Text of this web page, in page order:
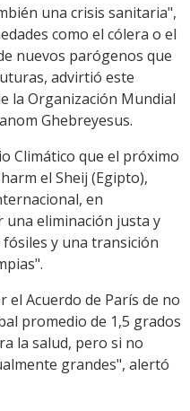
Linkuna crisis sanitaria",
como el cólera o el
nuevos parógenos que
advirtió este
la Organización Mundial
Ghebreyesus.
Climático que el próximo
el Sheij (Egipto),
en
una eliminación justa y
y una transición
Acuerdo de París de no
promedio de 1,5 grados
la salud, pero si no
grandes", alertó